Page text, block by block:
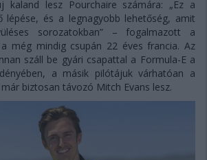
kaland lesz Pourchaire számára: „Ez a
lépése, és a legnagyobb lehetőség, amit
sorozatokban” – fogalmazott a
még mindig csupán 22 éves francia. Az
száll be gyári csapattal a Formula-E a
a másik pilótájuk várhatóan a
biztosan távozó Mitch Evans lesz.